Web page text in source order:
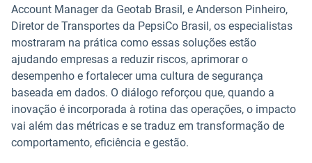
Account Manager da Geotab Brasil, e Anderson Pinheiro,
Diretor de Transportes da PepsiCo Brasil, os especialistas
mostraram na prática como essas soluções estão
ajudando empresas a reduzir riscos, aprimorar o
desempenho e fortalecer uma cultura de segurança
baseada em dados. O diálogo reforçou que, quando a
inovação é incorporada à rotina das operações, o impacto
vai além das métricas e se traduz em transformação de
comportamento, eficiência e gestão.